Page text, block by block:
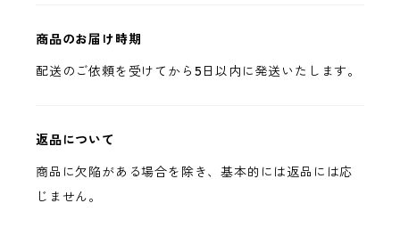
商品のお届け時期
配送のご依頼を受けてから5日以内に発送いたします。
返品について
商品に欠陥がある場合を除き、基本的には返品には応
じません。